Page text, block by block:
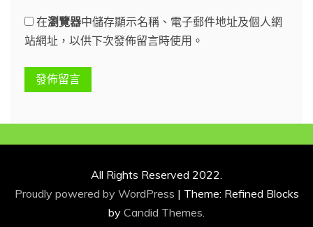
在瀏覽器中儲存顯示名稱、電子郵件地址及個人網
站網址，以供下次發佈留言時使用。
All Rights Reserved 2022.
Proudly powered by WordPress | Theme: Refined Blocks
by Candid Themes.